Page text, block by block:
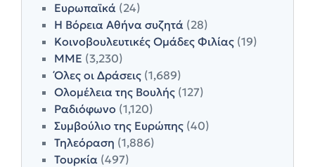
Ευρωπαϊκά (24)
Η Βόρεια Αθήνα συζητά (28)
Κοινοβουλευτικές Ομάδες Φιλίας (19)
ΜΜΕ (3,230)
Όλες οι Δράσεις (1,689)
Ολομέλεια της Βουλής (127)
Ραδιόφωνο (1,120)
Συμβούλιο της Ευρώπης (40)
Τηλεόραση (1,886)
Τουρκία (497)